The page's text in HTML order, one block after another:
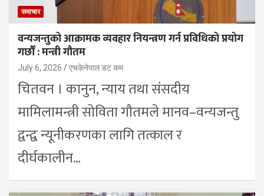
समाचार
वन्यजन्तुको आक्रामक व्यवहार नियन्त्रण गर्न प्रविधिको प्रयोग
गर्छाैँ : मन्त्री गौतम
July 6, 2026 एचकेनेपाल डट कम
चितवन । कानुन, न्याय तथा संसदीय
मामिलामन्त्री सोविता गौतमले मानव–वन्यजन्तु
द्वन्द्व न्यूनीकरणका लागि तत्काल र
दीर्घकालीन…